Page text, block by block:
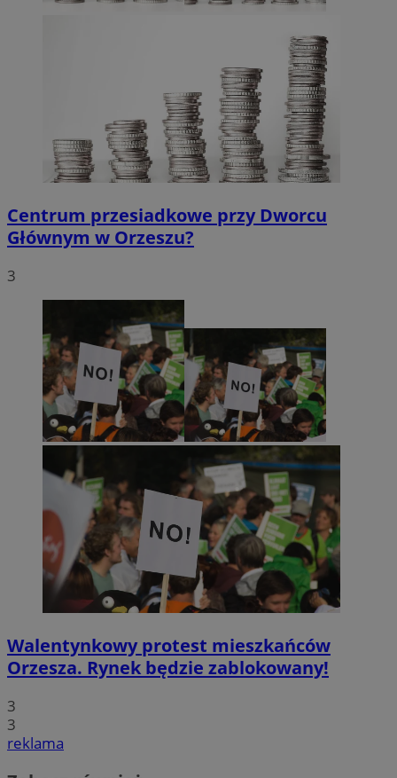
Centrum przesiadkowe przy Dworcu
Głównym w Orzeszu?
3
Walentynkowy protest mieszkańców
Orzesza. Rynek będzie zablokowany!
3
3
reklama